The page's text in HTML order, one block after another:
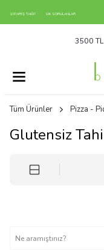
SİPARİŞ TAKİP SIK SORULANLAR
3500
Tüm Ürünler Pizza -
Glutensiz